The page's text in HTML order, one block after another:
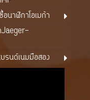
นาฬิกาโอเมก้า
รนด์เนมมือสอง